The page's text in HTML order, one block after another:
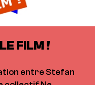
FILM !
entre Stefan